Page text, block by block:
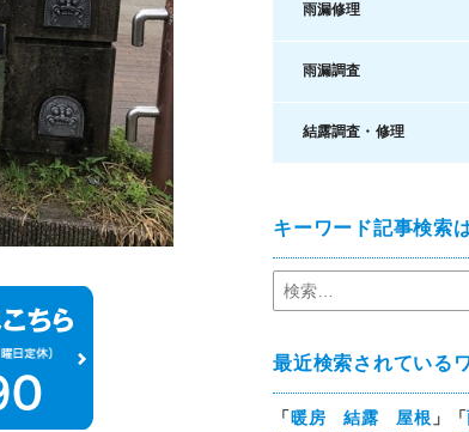
雨漏修理
雨漏調査
結露調査・修理
キーワード記事検索
最近検索されている
「暖房 結露 屋根 」「